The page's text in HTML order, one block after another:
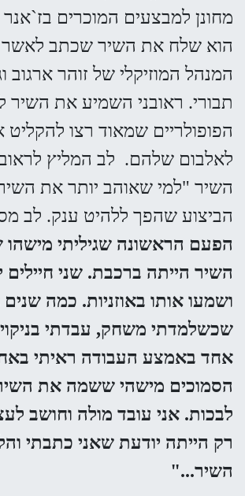
מחונן למבצעים המוכרים בז`אנר
הוא שלח את השיר שכתב לאשר
המנהל המוזיקלי של זוהר ארגוב
תבורי. ראובני השמיע את השיר
הפופולריים שמאוד רצו
לאלבום שלהם. לב המליץ
השיר "למי שאוהב יותר את
הביצוע שהפך ללהיט ענק. לב
הפעם הראשונה שגיליתי
השיר הייתה ברכבת. שני חיילים
ושמעו אותו באוזניות. כמה
שכשלמדתי משחק, עבדתי בניקוי
אחד באמצע העבודה ראיתי
הסמוכים מישהי ששמה את
לבכות. אני עובד מולה וחושב
רק הייתה יודעת שאני כתבתי
השיר..."